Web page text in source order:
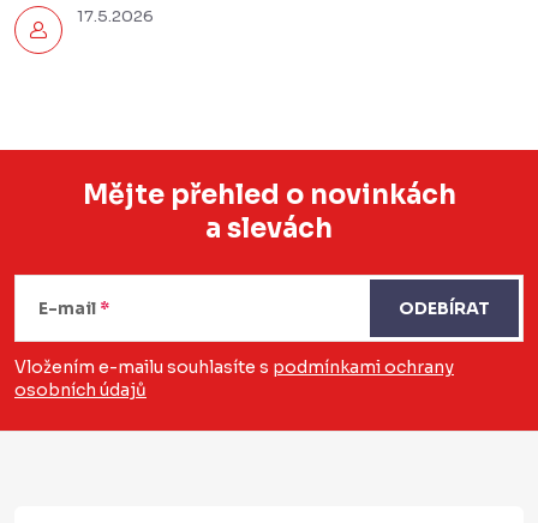
17.5.2026
á
a
Mějte přehled o novinkách
a slevách
E-mail
Vložením e-mailu souhlasíte s podmínkami ochrany
osobních údajů
ODEBÍRAT